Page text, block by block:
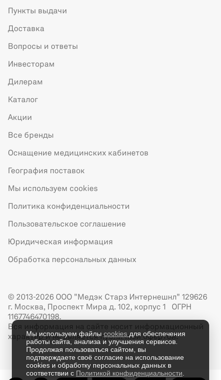
Пункты выдачи
Доставка
Вопросы и ответы
Инвесторам
Дилерам
Каталог
Акции
Все бренды
Оснащение медицинских кабинетов
География поставок
Мы используем cookies
Политика конфиденциальности
Пользовательское соглашение
Юридическая информация
Обработка персональных данных
© 2013-2026 ООО "Медэк Старз Интернешнл" 129626
г. Москва, Проспект Мира д. 102, корпус 1 ОГРН
1167746470198.
Вся информация на сайте носит информационный
характер и не является публичной офертой.
Мы используем файлыcookies для обеспечения
работы сайта, анализа и улучшения сервисов.
Продолжая пользоваться сайтом, вы
подтверждаете своё согласие на использование
cookies и обработку персональных данных в
соответствии с Политикой конфиденциальности